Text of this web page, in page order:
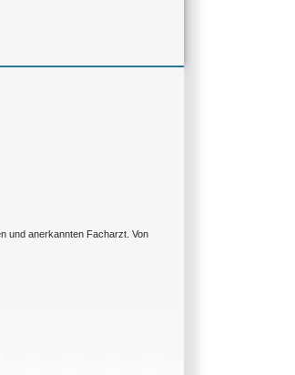
und anerkannten Facharzt. Von